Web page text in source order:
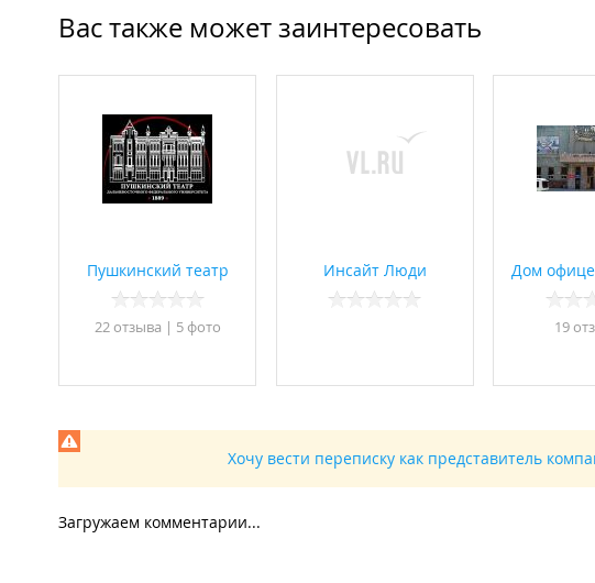
Вас также может заинтересовать
Пушкинский театр
22 отзывa | 5 фото
Инсайт Люди Дом
19
Хочу вести переписку как представитель
Загружаем комментарии...